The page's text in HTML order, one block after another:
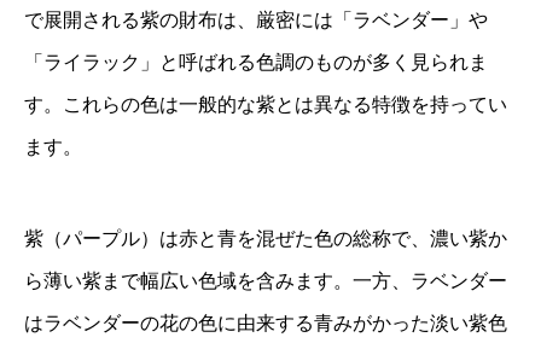
で展開される紫の財布は、厳密には「ラベンダー」や
「ライラック」と呼ばれる色調のものが多く見られま
す。これらの色は一般的な紫とは異なる特徴を持ってい
ます。
紫（パープル）は赤と青を混ぜた色の総称で、濃い紫か
ら薄い紫まで幅広い色域を含みます。一方、ラベンダー
はラベンダーの花の色に由来する青みがかった淡い紫色